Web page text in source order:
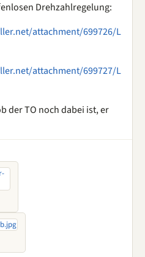
Drehzahlregelung:
attachment/699726/L
attachment/699727/L
der TO noch dabei ist, er